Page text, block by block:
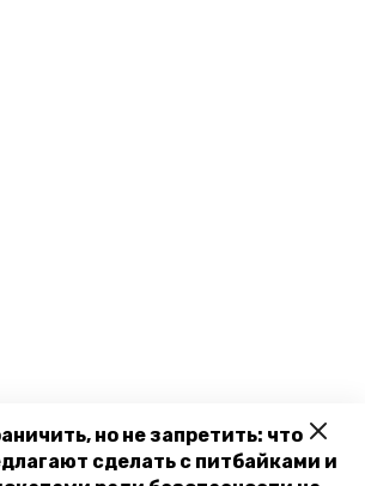
но не запретить: что
сделать с питбайками и